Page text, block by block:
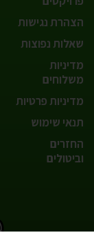
הצהרת נגישות
שאלות נפוצות
מדיניות
משלוחים
מדיניות פרטיות
תנאי שימוש
החזרים
וביטולים